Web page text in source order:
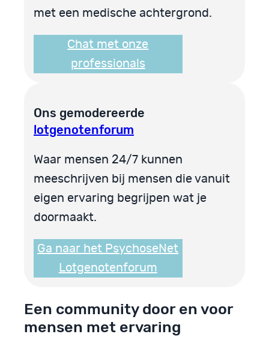
met een medische achtergrond.
Chat met onze
professionals
Ons gemodereerde
lotgenotenforum
Waar mensen 24/7 kunnen
meeschrijven bij mensen die vanuit
eigen ervaring begrijpen wat je
doormaakt.
Ga naar het PsychoseNet
Lotgenotenforum
Een community door en voor
mensen met ervaring